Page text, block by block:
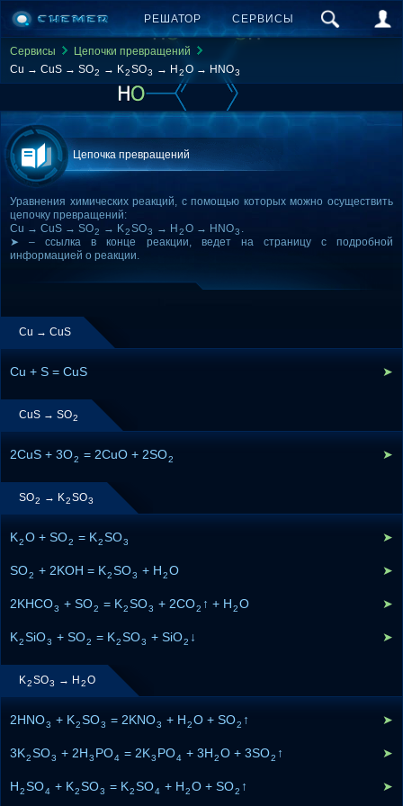
РЕШАТОР СЕРВИСЫ
Сервисы
Цепочки превращений
Cu → CuS → SO2 → K2SO3 → H 2O → HNO3
Цепочка превращений
Уравнения химических реакций, с помощью которых можно осуществить
цепочку превращений:
Cu → CuS → SO2 → K2SO3 → H 2O → HNO3 .
➤ – ссылка в конце реакции, ведет на страницу с подробной
информацией о реакции.
Cu → CuS
Cu + S = CuS ➤
CuS → SO2
2CuS + 3O2 = 2CuO + 2SO2 ➤
SO2 → K2SO3
K2O + SO2 = K2SO3 ➤
SO2 + 2KOH = K2SO3 + H2O ➤
2KHCO3 + SO2 = K2SO3 + 2CO2 ↑ + H2O ➤
K2SiO3 + SO2 = K2SO3 + SiO2 ↓ ➤
K2SO3 → H 2O
2HNO3 + K2SO3 = 2KNO3 + H2O + SO2 ↑ ➤
3K2SO3 + 2H3 PO4 = 2K3 PO4 + 3H2O + 3SO2 ↑ ➤
H2SO4 + K2SO3 = K2SO4 + H2O + SO2 ↑ ➤